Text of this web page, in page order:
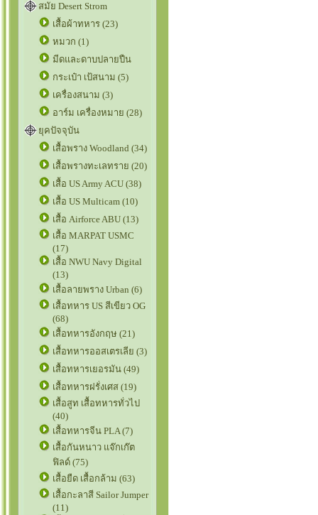
สมัย Desert Strom
เสื้อผ้าทหาร (23)
หมวก (1)
มีดและดาบปลายปืน
กระเป๋า เป้สนาม (5)
เครื่องสนาม (3)
อาร์ม เครื่องหมาย (28)
ยุคปัจจุบัน
เสื้อพราง Woodland (34)
เสื้อพรางทะเลทราย (20)
เสื้อ US Army ACU (38)
เสื้อ US Multicam (10)
เสื้อ Airforce ABU (13)
เสื้อ MARPAT USMC
(17)
เสื้อ NWU Navy Digital
(13)
เสื้อลายพราง Urban (6)
เสื้อทหาร US สีเขียว OG
(68)
เสื้อทหารอังกฤษ (21)
เสื้อทหารออสเตรเลีย (3)
เสื้อทหารเยอรมัน (49)
เสื้อทหารฝรั่งเศส (19)
เสื้อสูท เสื้อทหารทั่วไป
(40)
เสื้อทหารจีน PLA (7)
เสื้อกันหนาว แจ๊กเก๊ต
ฟิลด์ (75)
เสื้อยืด เสื้อกล้าม (63)
เสื้อกะลาสี Sailor Jumper
(11)